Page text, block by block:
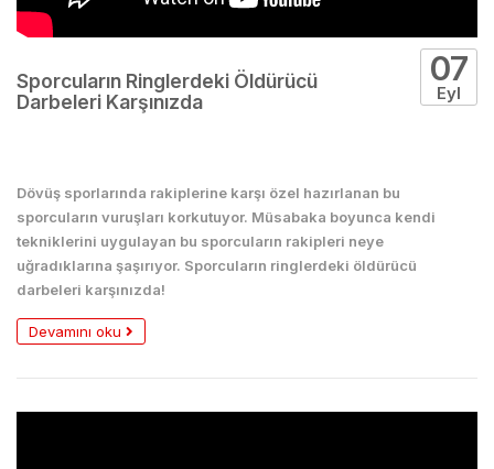
Sporcuların Ringlerdeki Öldürücü
Darbeleri Karşınızda
07
Eyl
Dövüş sporlarında rakiplerine karşı özel hazırlanan bu
sporcuların vuruşları korkutuyor. Müsabaka boyunca kendi
tekniklerini uygulayan bu sporcuların rakipleri neye
uğradıklarına şaşırıyor. Sporcuların ringlerdeki öldürücü
darbeleri karşınızda!
Devamını oku